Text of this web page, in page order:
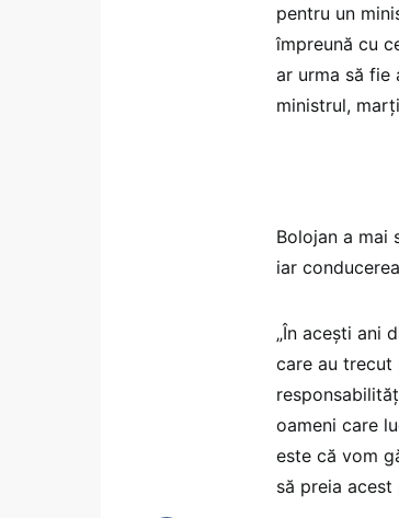
pentru un
împreună cu
ar urma să fie
ministrul,
Bolojan a mai
iar
„În acești ani
care au trecut
oameni care
este că vom
să preia